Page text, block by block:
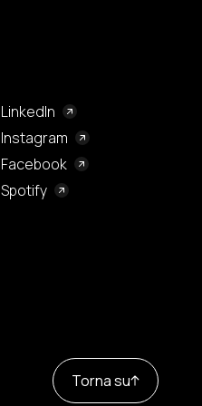
LinkedIn
Instagram
Facebook
Spotify
Torna su